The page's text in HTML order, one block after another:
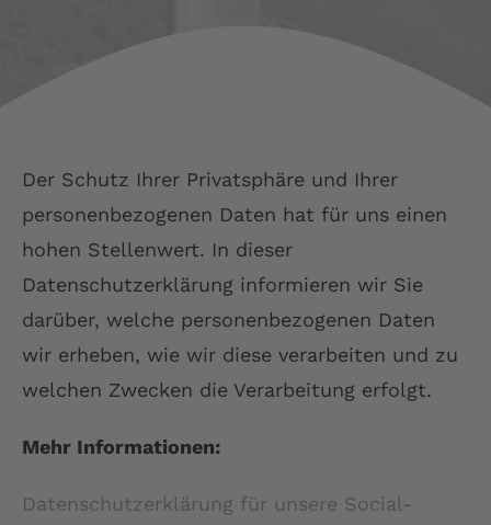
Kontakt
Deutsch
Der Schutz Ihrer Privatsphäre und Ihrer
personenbezogenen Daten hat für uns einen
hohen Stellenwert. In dieser
Datenschutzerklärung informieren wir Sie
darüber, welche personenbezogenen Daten
wir erheben, wie wir diese verarbeiten und zu
welchen Zwecken die Verarbeitung erfolgt.
Mehr Informationen:
Datenschutzerklärung für unsere Social-